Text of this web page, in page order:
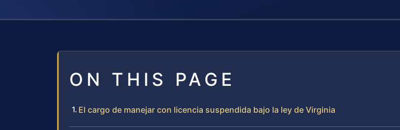
ON THIS PAGE
El cargo de manejar con licencia suspendida bajo la ley de Virginia